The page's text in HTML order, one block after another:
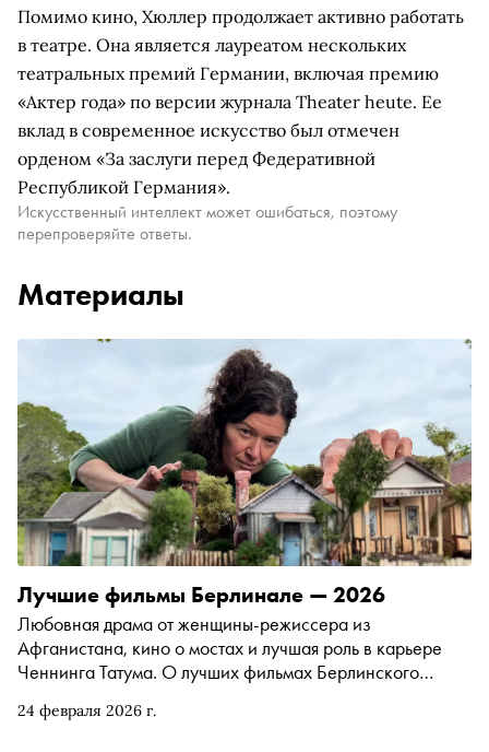
Помимо кино, Хюллер продолжает активно работать
в театре. Она является лауреатом нескольких
театральных премий Германии, включая премию
«Актер года» по версии журнала Theater heute. Ее
вклад в современное искусство был отмечен
орденом «За заслуги перед Федеративной
Республикой Германия».
Искусственный интеллект может ошибаться, поэтому
перепроверяйте ответы.
Материалы
24 февраля 2026 г.
Лучшие фильмы Берлинале — 2026
Любовная драма от женщины-режиссера из
Афганистана, кино о мостах и лучшая роль в карьере
Ченнинга Татума. О лучших фильмах Берлинского